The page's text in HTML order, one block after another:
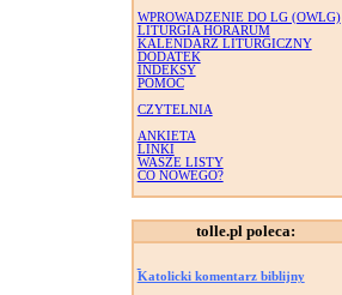
WPROWADZENIE DO LG (OWLG)
LITURGIA HORARUM
KALENDARZ LITURGICZNY
DODATEK
INDEKSY
POMOC
CZYTELNIA
ANKIETA
LINKI
WASZE LISTY
CO NOWEGO?
tolle.pl poleca:
Katolicki komentarz biblijny